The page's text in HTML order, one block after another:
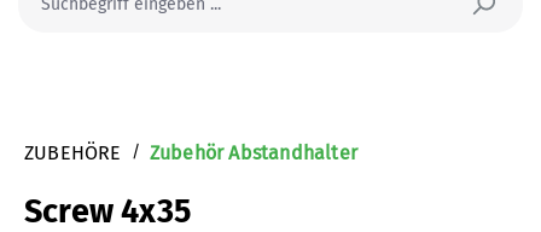
ZUBEHÖRE / Zubehör Abstandhalter
Screw 4x35